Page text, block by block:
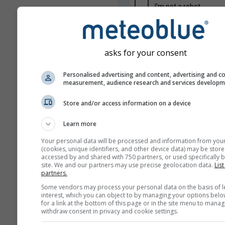
tretím stranám, ako je uvedené v
adresu bude možné používať aj s
službami meteoblue.
Viac meteorologických
asks for your consent
Personalised advertising and content, advertising and
measurement, audience research and services
Store and/or access information on a device
Learn more
Your personal data will be processed and information from
(cookies, unique identifiers, and other device data) may be
accessed by and shared with 750 partners, or used specifically
site. We and our partners may use precise geolocation data.
partners.
Some vendors may process your personal data on the basis of
interest, which you can object to by managing your options
for a link at the bottom of this page or in the site menu to
withdraw consent in privacy and cookie settings.